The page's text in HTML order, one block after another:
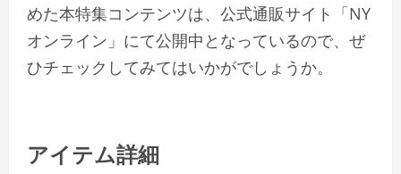
めた本特集コンテンツは、公式通販サイト「NY
オンライン」にて公開中となっているので、ぜ
ひチェックしてみてはいかがでしょうか。
アイテム詳細